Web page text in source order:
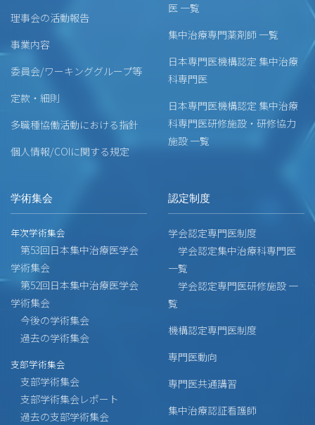
理事会の活動報告
事業内容
委員会/ワーキンググループ等
定款・細則
多職種協働活動における指針
個人情報/COIに関する規定
医 一覧
集中治療専門薬剤師 一覧
日本専門医機構認定 集中治療
科専門医
日本専門医機構認定 集中治療
科専門医研修施設・研修協力
施設 一覧
学術集会
年次学術集会
第53回日本集中治療医学会
学術集会
第52回日本集中治療医学会
学術集会
今後の学術集会
過去の学術集会
支部学術集会
支部学術集会
支部学術集会レポート
過去の支部学術集会
認定制度
学会認定専門医制度
学会認定集中治療科専門医
一覧
学会認定専門医研修施設 一
覧
機構認定専門医制度
専門医動向
専門医共通講習
集中治療認証看護師